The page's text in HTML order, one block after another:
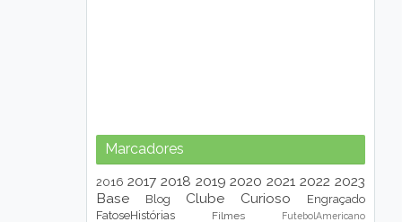
Marcadores
2016 2017 2018 2019 2020 2021 2022 2023
Base
Blog Clube Curioso
Engraçado
FatoseHistórias
Filmes FutebolAmericano